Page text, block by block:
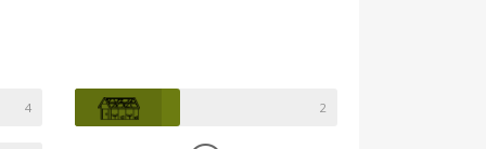
4 2